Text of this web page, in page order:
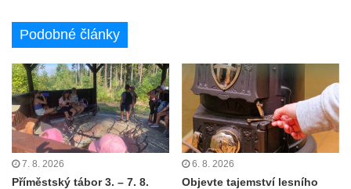
Podobné články
7. 8. 2026
Příměstský tábor 3. – 7. 8.
6. 8. 2026
Objevte tajemství lesního